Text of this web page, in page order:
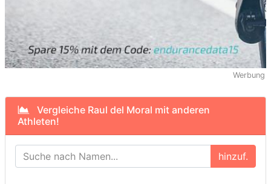
Werbung
Vergleiche Raul del Moral mit anderen
Athleten!
hinzuf.